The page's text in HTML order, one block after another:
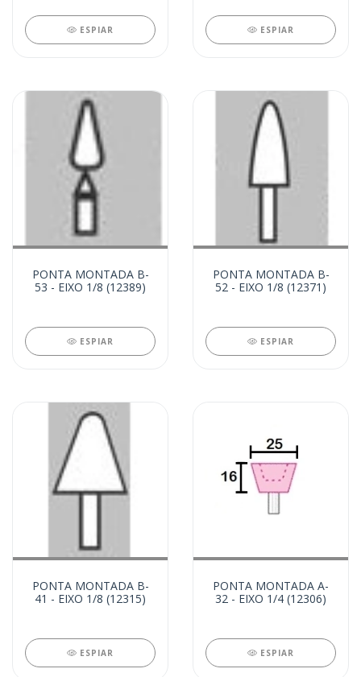
ESPIAR ESPIAR
PONTA MONTADA B-
53 - EIXO 1/8 (12389)
ESPIAR
PONTA MONTADA B-
52 - EIXO 1/8 (12371)
ESPIAR
PONTA MONTADA B-
41 - EIXO 1/8 (12315)
ESPIAR
PONTA MONTADA A-
32 - EIXO 1/4 (12306)
ESPIAR